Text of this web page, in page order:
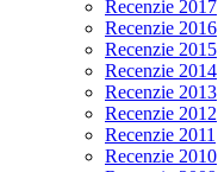
Recenzie 2017
Recenzie 2016
Recenzie 2015
Recenzie 2014
Recenzie 2013
Recenzie 2012
Recenzie 2011
Recenzie 2010